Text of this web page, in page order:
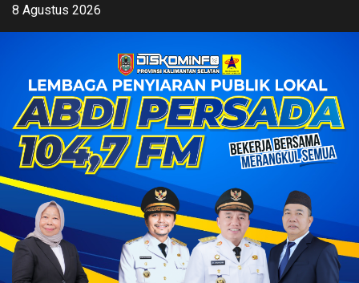
Skip8 Agustus 2026